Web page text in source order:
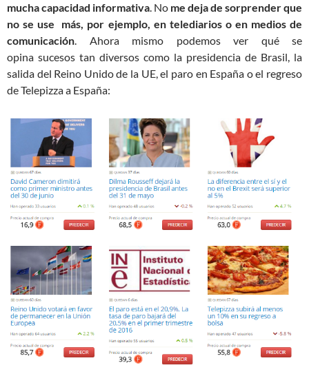
mucha capacidad informativa. No me deja de sorprender que
no se use más, por ejemplo, en telediarios o en medios de
comunicación. Ahora mismo podemos ver qué se
opina sucesos tan diversos como la presidencia de Brasil, la
salida del Reino Unido de la UE, el paro en España o el regreso
de Telepizza a España: